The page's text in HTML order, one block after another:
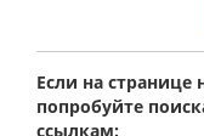
Если на странице
попробуйте
ссылкам: